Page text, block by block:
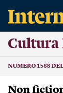
Cultura
NUMERO 1588
Non